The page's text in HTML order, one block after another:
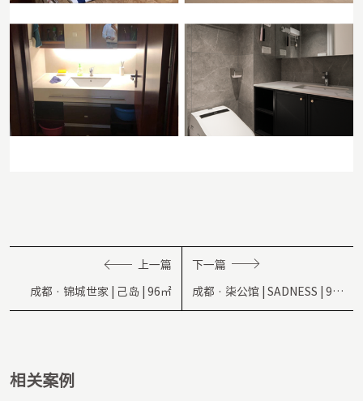
上一篇
成都 · 锦城世家 | 己岛 | 96㎡
下一篇
成都 · 柒公馆 | SADNESS | 92
㎡
相关案例